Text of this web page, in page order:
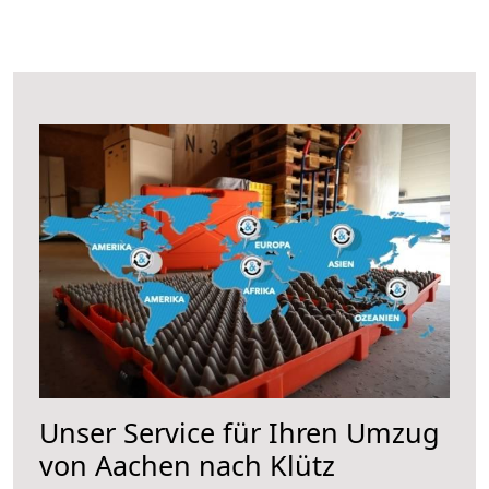
Unser Service für Ihren Umzug
von Aachen nach Klütz